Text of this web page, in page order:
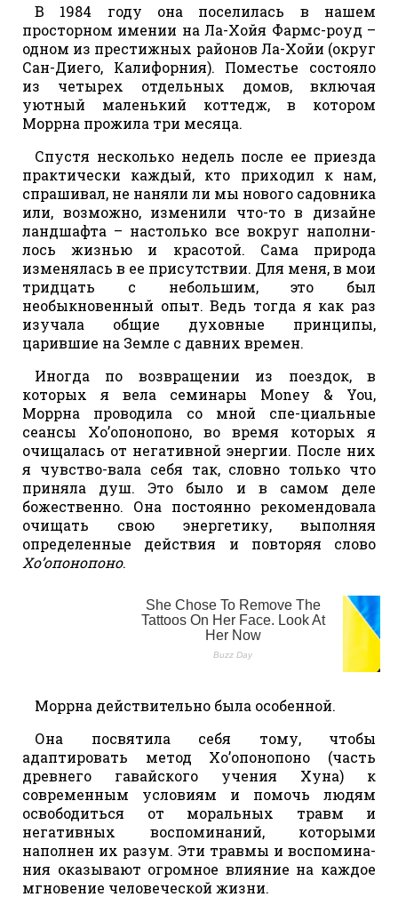
В 1984 году она поселилась в нашем
просторном имении на Ла-Хойя Фармс-роуд –
одном из престижных районов Ла-Хойи (округ
Сан-Диего, Калифорния). Поместье состояло
из четырех отдельных домов, включая
уютный маленький коттедж, в котором
Моррна прожила три месяца.
Спустя несколько недель после ее приезда
практически каждый, кто приходил к нам,
спрашивал, не наняли ли мы нового садовника
или, возможно, изменили что-то в дизайне
ландшафта – настолько все вокруг наполни-
лось жизнью и красотой. Сама природа
изменялась в ее присутствии. Для меня, в мои
тридцать с небольшим, это был
необыкновенный опыт. Ведь тогда я как раз
изучала общие духовные принципы,
царившие на Земле с давних времен.
Иногда по возвращении из поездок, в
которых я вела семинары Money & You,
Моррна проводила со мной спе-циальные
сеансы Хо’опонопоно, во время которых я
очищалась от негативной энергии. После них
я чувство-вала себя так, словно только что
приняла душ. Это было и в самом деле
божественно. Она постоянно рекомендовала
очищать свою энергетику, выполняя
определенные действия и повторяя слово
Хо’опонопоно.
Моррна действительно была особенной.
Она посвятила себя тому, чтобы
адаптировать метод Хо’опонопоно (часть
древнего гавайского учения Хуна) к
современным условиям и помочь людям
освободиться от моральных травм и
негативных воспоминаний, которыми
наполнен их разум. Эти травмы и воспомина-
ния оказывают огромное влияние на каждое
мгновение человеческой жизни.